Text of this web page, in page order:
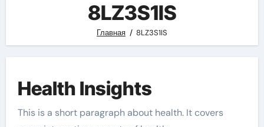
8LZ3S1IS
Главная 8LZ3S1IS
Health Insights
This is a short paragraph about health. It covers